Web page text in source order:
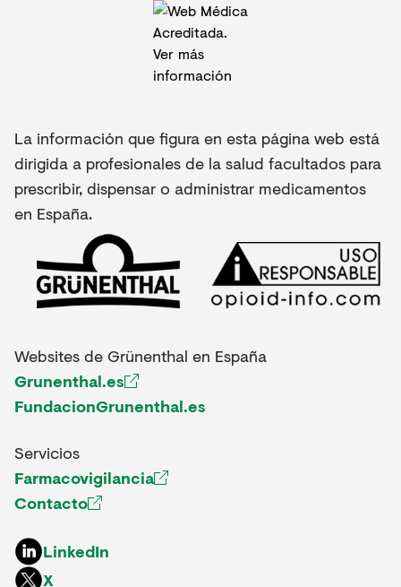
La información que figura en esta página web está
dirigida a profesionales de la salud facultados para
prescribir, dispensar o administrar medicamentos
en España.
Websites de Grünenthal en España
Grunenthal.es
FundacionGrunenthal.es
Servicios
Farmacovigilancia
Contacto
LinkedIn
X